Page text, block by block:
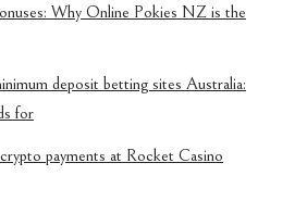
Why Online Pokies NZ is the
deposit betting sites Australia:
for
payments at Rocket Casino